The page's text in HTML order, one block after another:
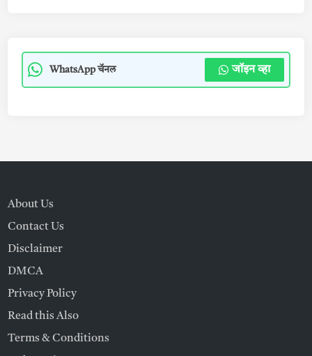
WhatsApp चॅनल जॉइन व्हा
About Us
Contact Us
Disclaimer
DMCA
Privacy Policy
Read this Also
Terms & Conditions